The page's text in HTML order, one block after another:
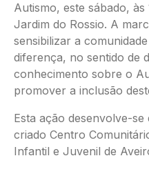
Autismo, este sábado,
Jardim do Rossio. A
sensibilizar a
diferença, no sentido de
conhecimento sobre o
promover a inclusão
Esta ação desenvolve-
criado Centro
Infantil e Juvenil de